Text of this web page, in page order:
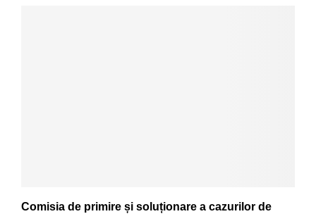
Comisia de primire și soluționare a cazurilor de